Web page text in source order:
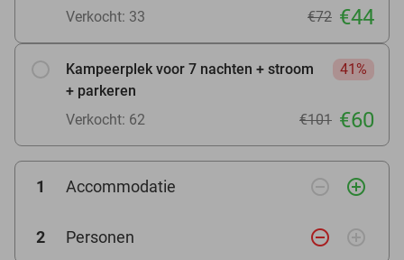
Verkocht: 33 €72 €44
Kampeerplek voor 7 nachten + stroom
+ parkeren
41%
Verkocht: 62 €101 €60
1 Accommodatie remove_circle_outline add_circle_outline
2 Personen remove_circle_outline add_circle_outline